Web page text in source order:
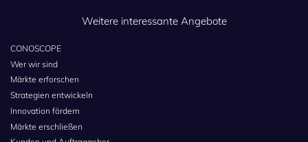
Weitere interessante Angebote
CONOSCOPE
Wer wir sind
Märkte erforschen
Strategien entwickeln
Innovation fördern
Märkte erschließen